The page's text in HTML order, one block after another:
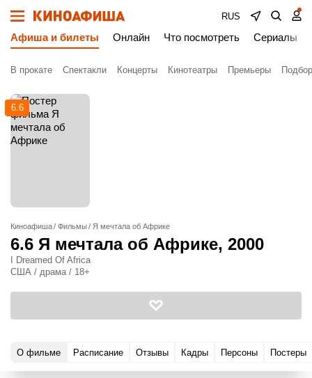
RUS
Афиша и билеты Онлайн Что посмотреть Сериалы
В прокате Спектакли Концерты Кинотеатры Премьеры
6.6
Киноафиша Фильмы Я мечтала об Африке
6.6 Я мечтала об Африке, 2000
I Dreamed Of Africa
США / драма / 18+
О фильме Расписание Отзывы Кадры Персоны Постеры